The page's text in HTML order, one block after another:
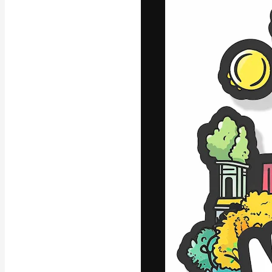
La
migliori lavori.
creativi,
Italiano
Copyright ©